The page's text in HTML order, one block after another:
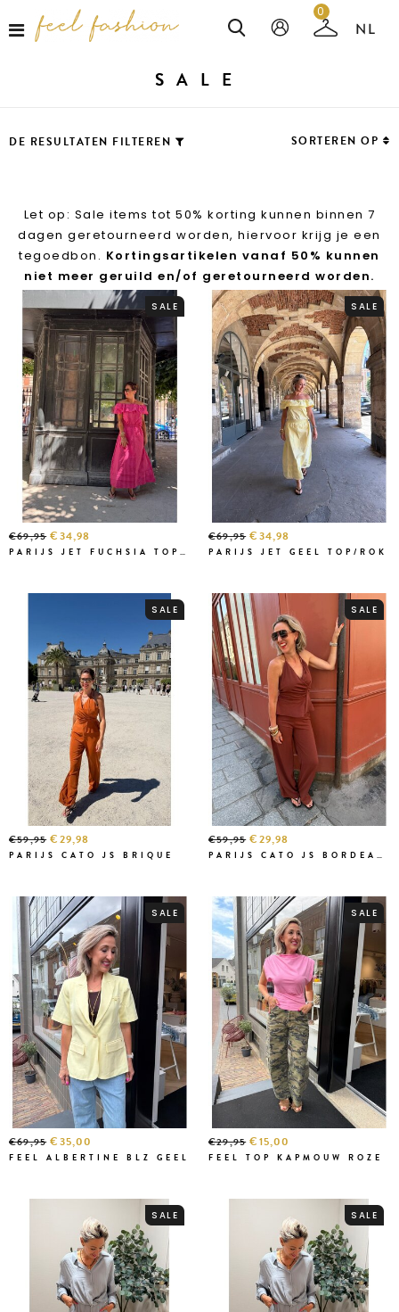
0
SALE
DE RESULTATEN FILTEREN SORTEREN OP
Let op: Sale items tot 50% korting kunnen binnen 7
dagen geretourneerd worden, hiervoor krijg je een
tegoedbon. Kortingsartikelen vanaf 50% kunnen
niet meer geruild en/of geretourneerd worden.
SALE
€69,95€34,98
PARIJS JET FUCHSIA TOP/ROK
SALE
€69,95€34,98
PARIJS JET GEEL TOP/ROK
SALE
€59,95€29,98
PARIJS CATO JS BRIQUE
SALE
€59,95€29,98
PARIJS CATO JS BORDEAUX
SALE
€69,95€35,00
FEEL ALBERTINE BLZ GEEL
SALE
€29,95€15,00
FEEL TOP KAPMOUW ROZE
SALE SALE